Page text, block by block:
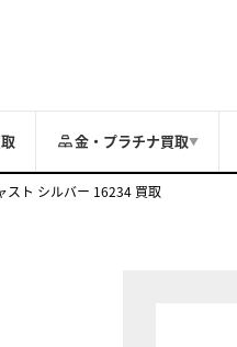
金・プラチナ買取▼
スト シルバー 16234 買取